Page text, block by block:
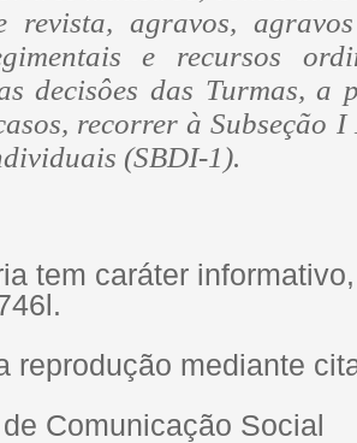
revista, agravos,
e recursos
decisôes das Turmas, a
recorrer à Subseção I
(SBDI-1).
tem caráter
reprodução mediante
Comunicação Social